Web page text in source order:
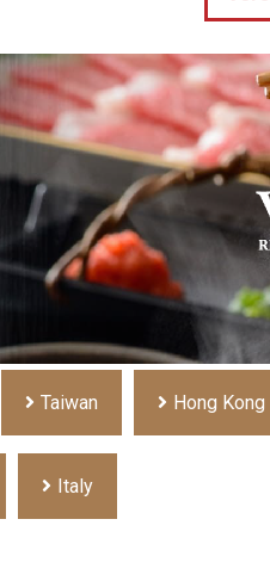
Taiwan Hong Kong
Italy